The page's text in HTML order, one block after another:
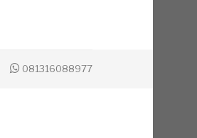
081316088977